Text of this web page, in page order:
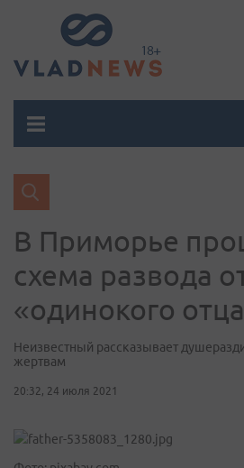
В Приморье
схема развода
«одинокого
Неизвестный рассказывает
жертвам
20:32, 24 июля 2021